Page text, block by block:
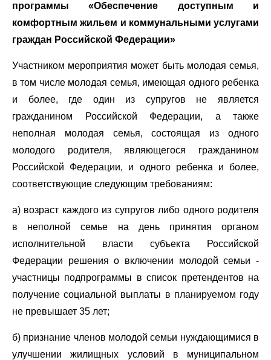
программы«Обеспечение доступным и
комфортным жильем и коммунальными услугами
граждан Российской Федерации»
Участником мероприятия может быть молодая семья,
в том числе молодая семья, имеющая одного ребенка
и более, где один из супругов не является
гражданином Российской Федерации, а также
неполная молодая семья, состоящая из одного
молодого родителя, являющегося гражданином
Российской Федерации, и одного ребенка и более,
соответствующие следующим требованиям:
а) возраст каждого из супругов либо одного родителя
в неполной семье на день принятия органом
исполнительной власти субъекта Российской
Федерации решения о включении молодой семьи -
участницы подпрограммы в список претендентов на
получение социальной выплаты в планируемом году
не превышает 35 лет;
б) признание членов молодой семьи нуждающимися в
улучшении жилищных условий в муниципальном